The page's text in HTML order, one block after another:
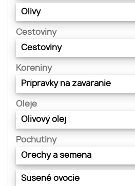
Olivy
Cestoviny
Cestoviny
Koreniny
Prípravky na zaváranie
Oleje
Olivový olej
Pochutiny
Orechy a semená
Sušené ovocie